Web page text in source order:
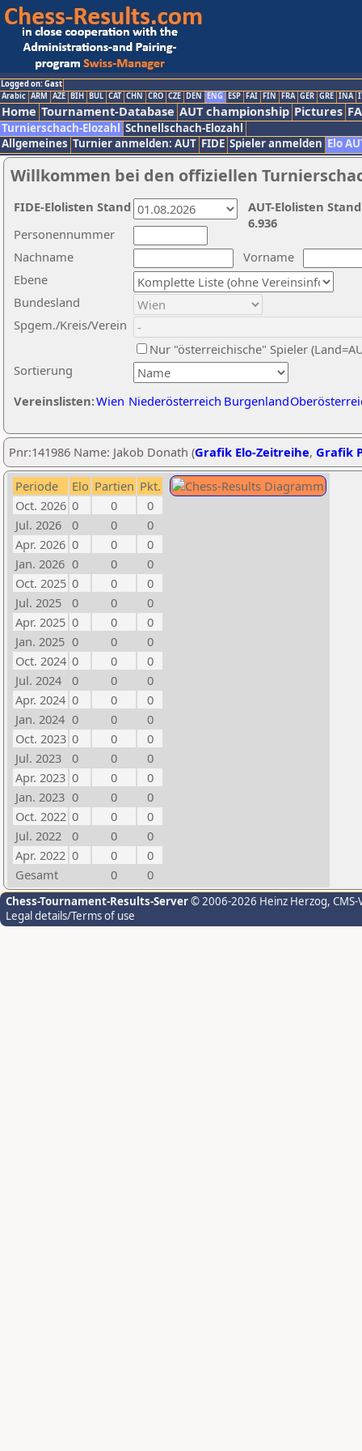
Logged on: Gast
Arabic ARM AZE BIH BUL CAT CHN CRO CZE DEN ENG ESP FAI FIN FRA GER GRE INA
Home Tournament-Database AUT championship Pictures
Turnierschach-Elozahl Schnellschach-Elozahl
Allgemeines Turnier anmelden: AUT FIDE Spieler anmelden Elo
Willkommen bei den offiziellen
Nachname
Vorname
Ebene
Sortierung
Personennummer
Bundesland
Spgem./Kreis/Verein
Nur "österreichische" Spieler
Vereinslisten:Wien Niederösterreich Burgenland
AUT-Elolisten
6.936
FIDE-Elolisten Stand
Pnr:141986 Name: Jakob Donath (Grafik Elo-Zeitreihe, Grafik
Periode Elo Partien Pkt.
Oct. 2026 0 0
0
Jul. 2026
0 0
0
Apr. 2026 0 0
0
Jan. 2026 0 0
0
Oct. 2025 0 0
0
Jul. 2025
0 0
0
Apr. 2025 0 0
0
Jan. 2025 0 0
0
Oct. 2024 0 0
0
Jul. 2024
0 0
0
Apr. 2024 0 0
0
Jan. 2024 0 0
0
Oct. 2023 0 0
0
Jul. 2023
0 0
0
Apr. 2023 0 0
0
Jan. 2023 0 0
0
Oct. 2022 0 0
0
Jul. 2022
0 0
0
Apr. 2022 0 0
0
Gesamt
0 0
Chess-Tournament-Results-Server© 2006-2026 Heinz Herzog,
Legal details/Terms of use